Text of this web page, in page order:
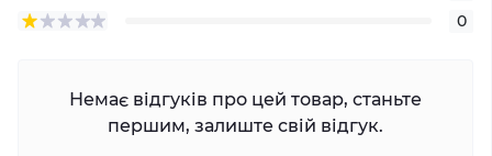
0
Немає відгуків про цей товар, станьте
першим, залиште свій відгук.